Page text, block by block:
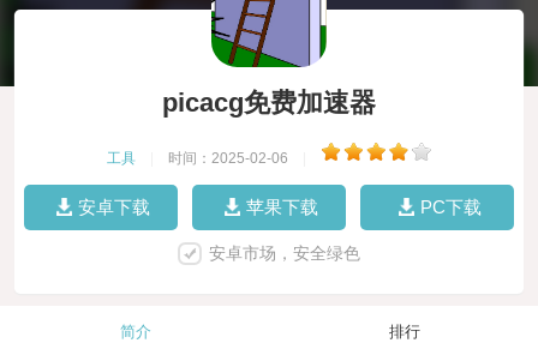
picacg免费加速器
工具 时间：2025-02-06
安卓下载 苹果下载 PC下载
安卓市场，安全绿色
简介 排行